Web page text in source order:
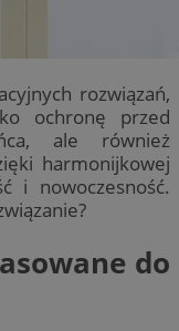
rozwiązań,
ochronę przed
ale również
harmonijkowej
i nowoczesność.
do